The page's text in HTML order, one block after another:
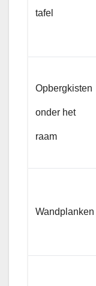
tafel
Opbergkisten
onder het
raam
Wandplanken